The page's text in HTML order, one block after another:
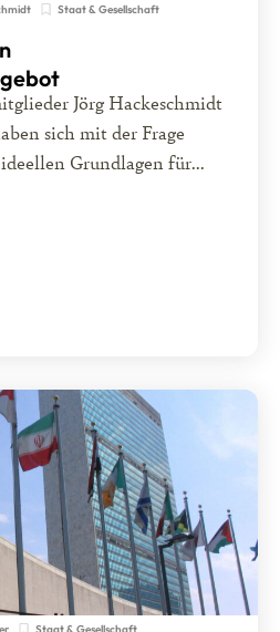
Staat & Gesellschaft
Jörg Hackeschmidt
sich mit der Frage
Grundlagen für...
Staat & Gesellschaft